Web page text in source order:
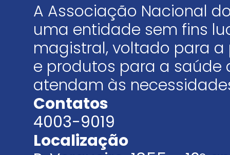
A Associação Nacional
uma entidade sem fins
magistral, voltado para
e produtos para a saúde
atendam às
Contatos
4003-9019
Localização